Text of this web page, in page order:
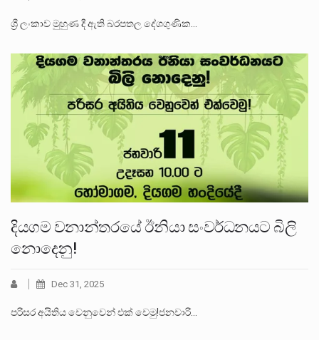
ශ්‍රී ලංකාව මුහුණ දී ඇති බරපතල දේශගුණික…
දියගම වනාන්තරයේ ඊනියා සංවර්ධනයට බිලි
නොදෙනු!
Dec 31, 2025
පරිසර අයිතිය වෙනුවෙන් එක් වෙමු!ජනවාරි…